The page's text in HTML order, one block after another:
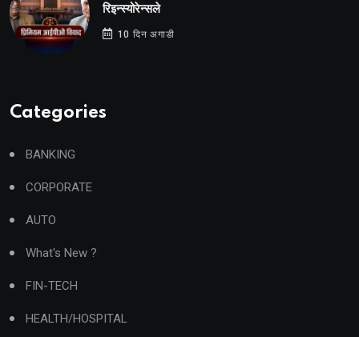
रिइन्स्योरेन्सले
10 दिन अगाडी
Categories
BANKING
CORPORATE
AUTO
What's New ?
FIN-TECH
HEALTH/HOSPITAL